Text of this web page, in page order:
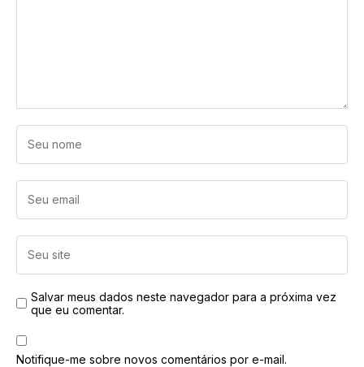
Salvar meus dados neste navegador para a próxima vez
que eu comentar.
Notifique-me sobre novos comentários por e-mail.